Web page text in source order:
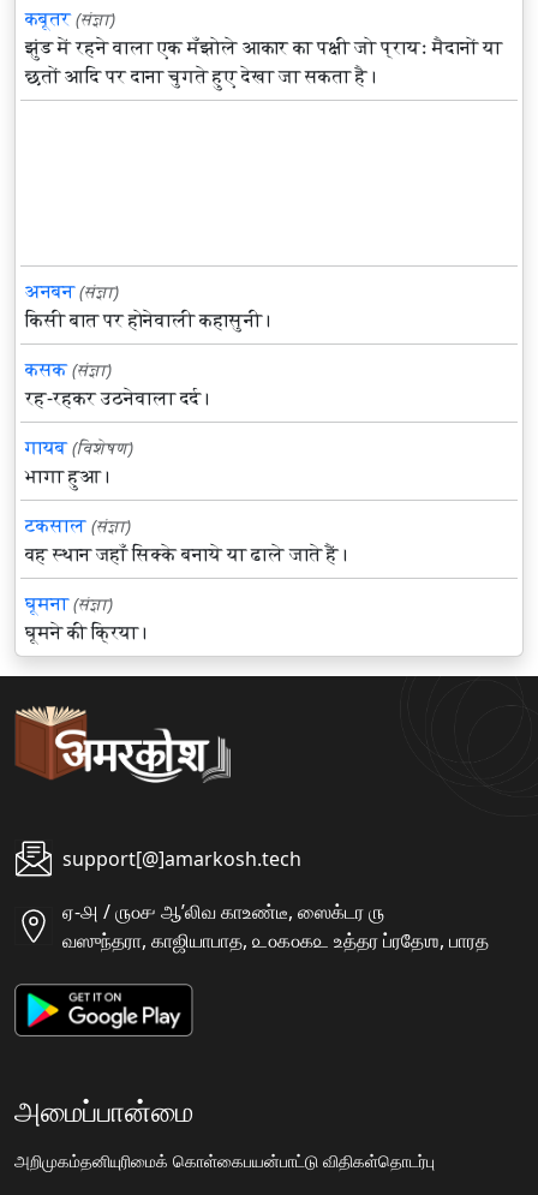
कबूतर (संज्ञा)
झुंड में रहने वाला एक मँझोले आकार का पक्षी जो प्रायः मैदानों या
छतों आदि पर दाना चुगते हुए देखा जा सकता है।
अनबन (संज्ञा)
किसी बात पर होनेवाली कहासुनी।
कसक (संज्ञा)
रह-रहकर उठनेवाला दर्द।
गायब (विशेषण)
भागा हुआ।
टकसाल (संज्ञा)
वह स्थान जहाँ सिक्के बनाये या ढाले जाते हैं।
घूमना (संज्ञा)
घूमने की क्रिया।
support[@]amarkosh.tech
ஏ-௮ / ௫௦௪ ஆʼலிவ காஉண்டீ, ஸைக்டர ௫
வஸுந்தரா, காஜியாபாத, ௨௦௧௦௧௨ உத்தர ப்ரதேஶ, பாரத
அமைப்பான்மை
அறிமுகம்தனியுரிமைக் கொள்கைபயன்பாட்டு விதிகள்தொடர்பு